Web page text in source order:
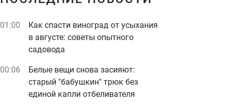
01:00
Как спасти виноград от усыхания
в августе: советы опытного
садовода
00:06
Белые вещи снова засияют:
старый "бабушкин" трюк без
единой капли отбеливателя